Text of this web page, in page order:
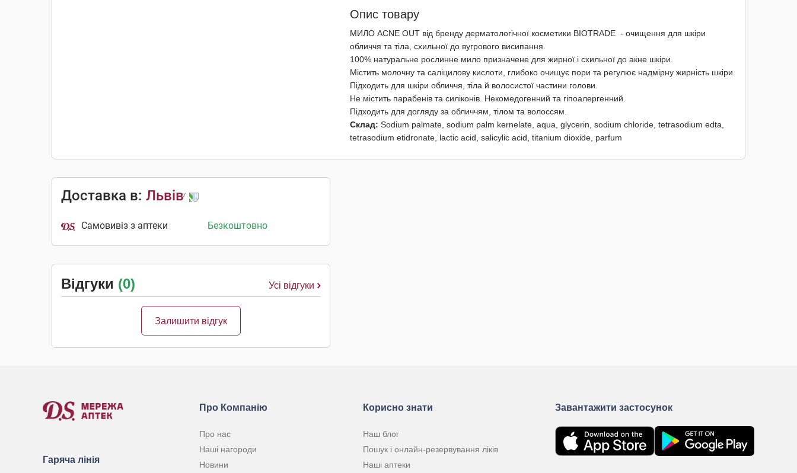
Опис товару
МИЛО ACNE OUT від бренду дерматологічної косметики BIOTRADE - очищення для шкіри
обличчя та тіла, схильної до вугрового висипання.
100% натуральне рослинне мило призначене для жирної і схильної до акне шкіри.
Містить молочну та саліцилову кислоти, глибоко очищує пори та регулює надмірну жирність шкіри.
Підходить для шкіри обличчя, тіла й волосистої частини голови.
Не містить парабенів та силіконів. Некомедогенний та гіпоалергенний.
Підходить для догляду за обличчям, тілом та волоссям.
Склад: Sodium palmate, sodium palm kernelate, aqua, glycerin, sodium chloride, tetrasodium edta,
tetrasodium etidronate, lactic acid, salicylic acid, titanium dioxide, parfum
Доставка в: Львів
Самовивіз з аптеки Безкоштовно
Відгуки (0) Усі відгуки
Залишити відгук
Гаряча лінія
Про Компанію
Про нас
Наші нагороди
Новини
Корисно знати
Наш блог
Пошук і онлайн-резервування ліків
Наші аптеки
Завантажити застосунок